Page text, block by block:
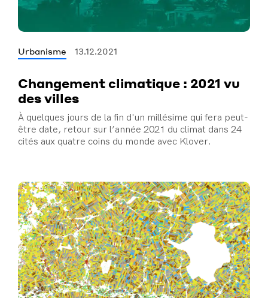
Urbanisme 13.12.2021
Changement climatique : 2021 vu
des villes
À quelques jours de la fin d'un millésime qui fera peut-
être date, retour sur l’année 2021 du climat dans 24
cités aux quatre coins du monde avec Klover.